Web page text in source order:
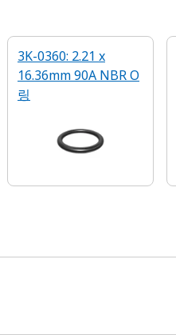
3K-0360: 2.21 x
16.36mm 90A NBR O
링